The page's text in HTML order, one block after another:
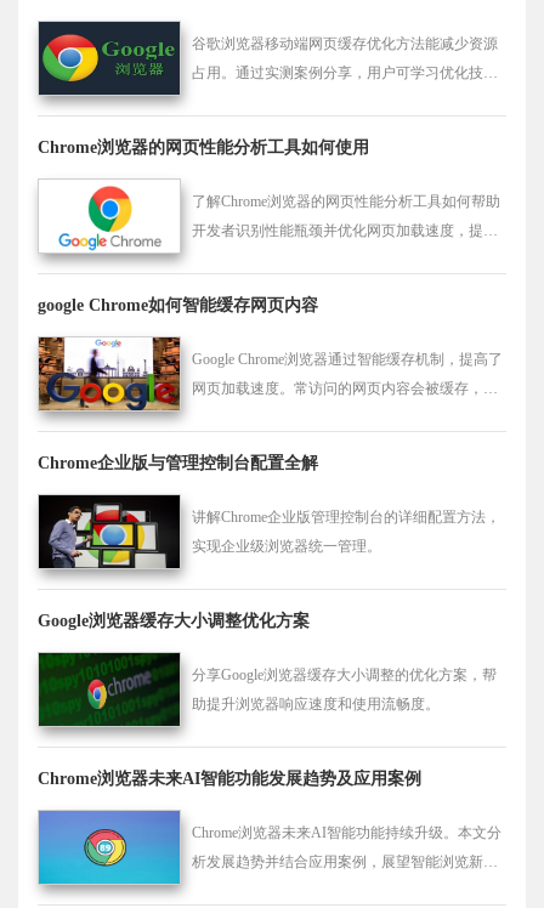
谷歌浏览器移动端网页缓存优化方法能减少资源
占用。通过实测案例分享，用户可学习优化技
Chrome浏览器的网页性能分析工具如何使用
了解Chrome浏览器的网页性能分析工具如何帮助
开发者识别性能瓶颈并优化网页加载速度，提升
google Chrome如何智能缓存网页内容
Google Chrome浏览器通过智能缓存机制，提高了
网页加载速度。常访问的网页内容会被缓存，减
Chrome企业版与管理控制台配置全解
讲解Chrome企业版管理控制台的详细配置方法，
实现企业级浏览器统一管理。
Google浏览器缓存大小调整优化方案
分享Google浏览器缓存大小调整的优化方案，帮
助提升浏览器响应速度和使用流畅度。
Chrome浏览器未来AI智能功能发展趋势及应用案例
Chrome浏览器未来AI智能功能持续升级。本文分
析发展趋势并结合应用案例，展望智能浏览新时